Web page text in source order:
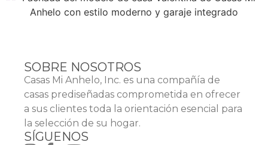
SOBRE NOSOTROS
Casas Mi Anhelo, Inc. es una compañía de
casas prediseñadas comprometida en ofrecer
a sus clientes toda la orientación esencial para
la selección de su hogar.
SÍGUENOS